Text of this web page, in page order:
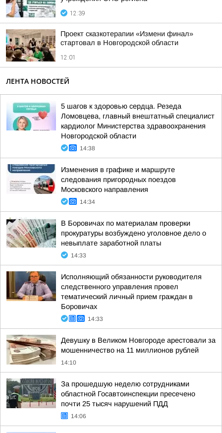
12:39
Проект сказкотерапии «Измени финал»
стартовал в Новгородской области
12:01
ЛЕНТА НОВОСТЕЙ
5 шагов к здоровью сердца. Резеда
Ломовцева, главный внештатный специалист
кардиолог Министерства здравоохранения
Новгородской области
14:38
Изменения в графике и маршруте
следования пригородных поездов
Московского направления
14:34
В Боровичах по материалам проверки
прокуратуры возбуждено уголовное дело о
невыплате заработной платы
14:33
Исполняющий обязанности руководителя
следственного управления провел
тематический личный прием граждан в
Боровичах
14:33
Девушку в Великом Новгороде арестовали за
мошенничество на 11 миллионов рублей
14:10
За прошедшую неделю сотрудниками
областной Госавтоинспекции пресечено
почти 25 тысяч нарушений ПДД
14:06